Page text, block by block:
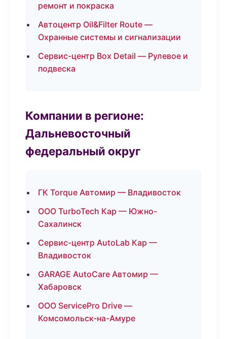
ремонт и покраска
Автоцентр Oil&Filter Route —
Охранные системы и сигнализации
Сервис-центр Box Detail — Рулевое и
подвеска
Компании в регионе:
Дальневосточный
федеральный округ
ГК Torque Автомир — Владивосток
ООО TurboTech Кар — Южно-
Сахалинск
Сервис-центр AutoLab Кар —
Владивосток
GARAGE AutoCare Автомир —
Хабаровск
ООО ServicePro Drive —
Комсомольск-на-Амуре